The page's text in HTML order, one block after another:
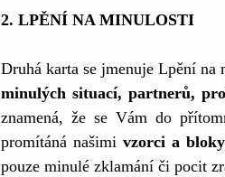
2. LPĚNÍ NA MINULOSTI
Druhá karta se jmenuje Lpění
minulých situací, partnerů,
znamená, že se Vám do
promítáná našimi vzorci a bloky
pouze minulé zklamání či pocit